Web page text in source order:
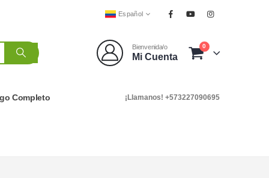
Español
Bienvenida/o
Mi Cuenta
0
Completo ¡Llamanos! +573227090695